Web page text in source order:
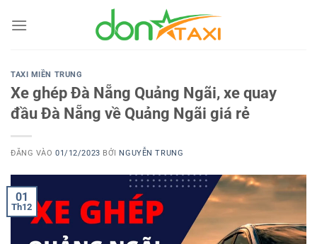
qua
TAXI MIỀN TRUNG
Xe ghép Đà Nẵng Quảng Ngãi, xe quay
đầu Đà Nẵng về Quảng Ngãi giá rẻ
ĐĂNG VÀO01/12/2023 BỞI NGUYỄN TRUNG
01
Th12